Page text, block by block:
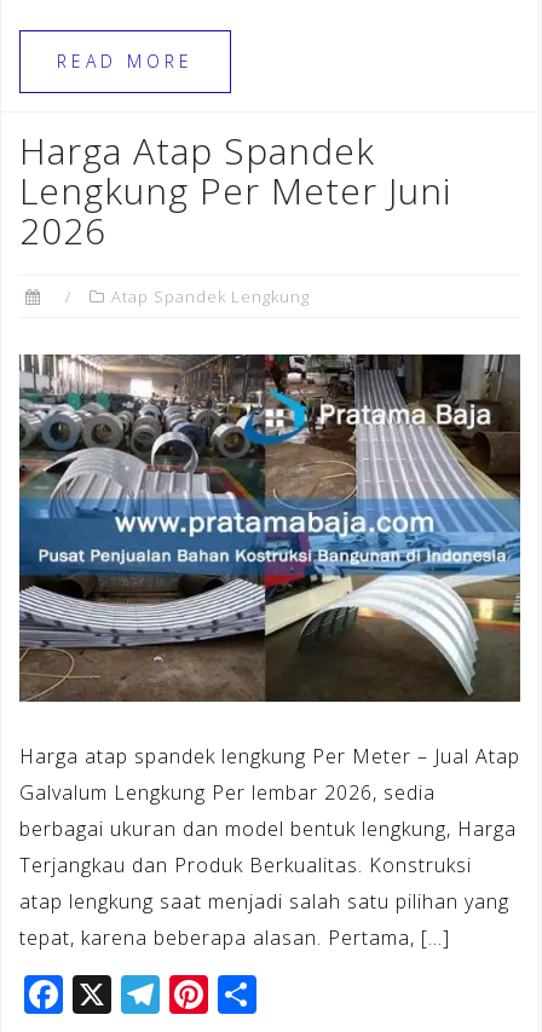
c
e
b
o
o
k
e
gr
a
m
te
e
st
READ MORE
Harga Atap Spandek
Lengkung Per Meter Juni
2026
Atap Spandek Lengkung
Harga atap spandek lengkung Per Meter – Jual Atap
Galvalum Lengkung Per lembar 2026, sedia
berbagai ukuran dan model bentuk lengkung, Harga
Terjangkau dan Produk Berkualitas. Konstruksi
atap lengkung saat menjadi salah satu pilihan yang
tepat, karena beberapa alasan. Pertama, […]
F X T Pi